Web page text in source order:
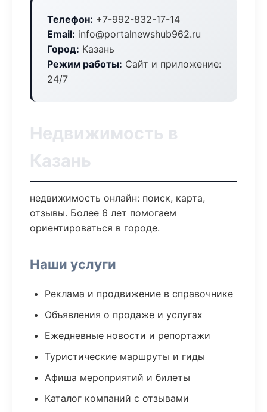
Телефон: +7-992-832-17-14
Email: info@portalnewshub962.ru
Город: Казань
Режим работы: Сайт и приложение:
24/7
Недвижимость в
Казань
недвижимость онлайн: поиск, карта,
отзывы. Более 6 лет помогаем
ориентироваться в городе.
Наши услуги
Реклама и продвижение в справочнике
Объявления о продаже и услугах
Ежедневные новости и репортажи
Туристические маршруты и гиды
Афиша мероприятий и билеты
Каталог компаний с отзывами